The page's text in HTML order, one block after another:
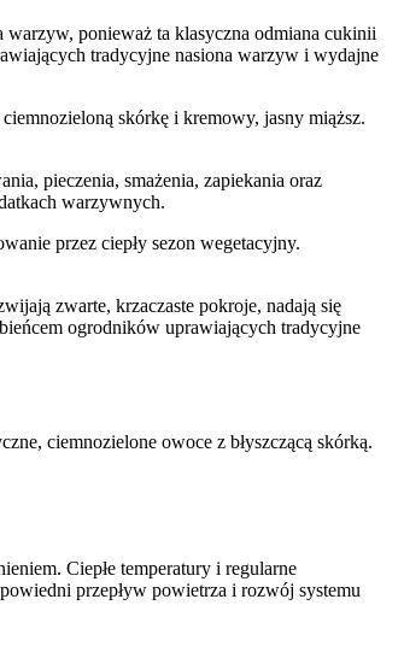
ponieważ ta klasyczna odmiana cukinii
tradycyjne nasiona warzyw i wydajne
skórkę i kremowy, jasny miąższ.
pieczenia, smażenia, zapiekania oraz
warzywnych.
przez ciepły sezon wegetacyjny.
zwarte, krzaczaste pokroje, nadają się
ogrodników uprawiających tradycyjne
ciemnozielone owoce z błyszczącą skórką.
Ciepłe temperatury i regularne
przepływ powietrza i rozwój systemu